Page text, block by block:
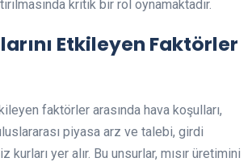
kritik bir rol oynamaktadır.
Etkileyen Faktörler
faktörler arasında hava koşulları,
piyasa arz ve talebi, girdi
yer alır. Bu unsurlar, mısır üretimini